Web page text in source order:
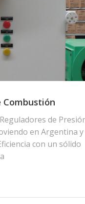
Combustión
de
en Argentina y
con un sólido